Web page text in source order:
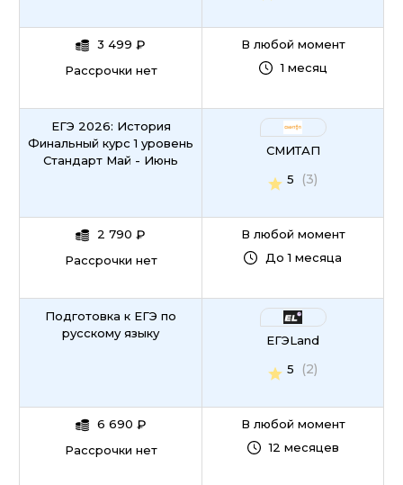
3 499 ₽
Рассрочки нет
В любой момент
1 месяц
ЕГЭ 2026: История
Финальный курс 1 уровень
Стандарт Май - Июнь
2 790 ₽
Рассрочки нет
СМИТАП
5
(3)
В любой момент
До 1 месяца
Подготовка к ЕГЭ по
русскому языку
6 690 ₽
Рассрочки нет
ЕГЭLand
5
(2)
В любой момент
12 месяцев